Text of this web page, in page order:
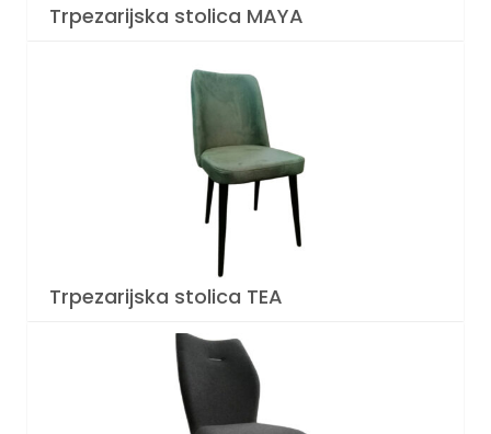
Trpezarijska stolica MAYA
Trpezarijska stolica TEA